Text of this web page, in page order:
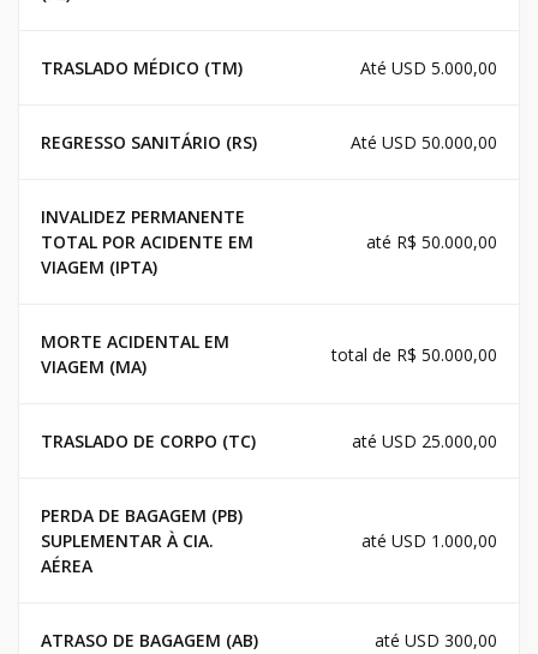
TRASLADO MÉDICO (TM) Até USD 5.000,00
REGRESSO SANITÁRIO (RS) Até USD 50.000,00
INVALIDEZ PERMANENTE
TOTAL POR ACIDENTE EM
VIAGEM (IPTA)
até R$ 50.000,00
MORTE ACIDENTAL EM
VIAGEM (MA)
total de R$ 50.000,00
TRASLADO DE CORPO (TC) até USD 25.000,00
PERDA DE BAGAGEM (PB)
SUPLEMENTAR À CIA.
AÉREA
até USD 1.000,00
ATRASO DE BAGAGEM (AB) até USD 300,00